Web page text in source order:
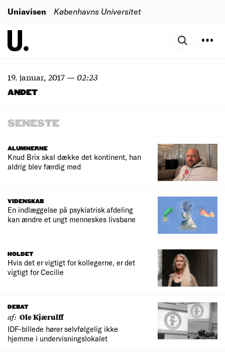
Uniavisen Københavns Universitet
19. januar, 2017—02:23
ANDET
SENESTE
ALUMNERNE
Knud Brix skal dække det kontinent, han
aldrig blev færdig med
VIDENSKAB
En indlæggelse på psykiatrisk afdeling
kan ændre et ungt menneskes livsbane
HOLDET
Hvis det er vigtigt for kollegerne, er det
vigtigt for Cecilie
DEBAT
af: Ole Kjærulff
IDF-billede hører selvfølgelig ikke
hjemme i undervisningslokalet